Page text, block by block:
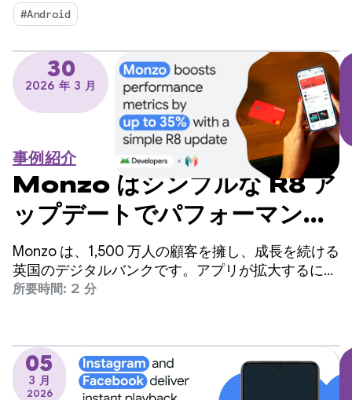
交換を行うことができます。2015 年に韓国でリリ
ースされて以来、このプラットフォームはグローバ
ル市場に拡大し、4,300 万人を超える登録ユーザー
を獲得しています。
#Android
30
2026 年 3 月
事例紹介
Monzo はシンプルな R8 ア
ップデートでパフォーマンス
指標を最大 35% 向上
Monzo は、1,500 万人の顧客を擁し、成長を続ける
英国のデジタルバンクです。アプリが拡大するにつ
れて、エンジニアリング チームはアプリの起動時
していました。
所要時間: 2 分
05
3 月
2026